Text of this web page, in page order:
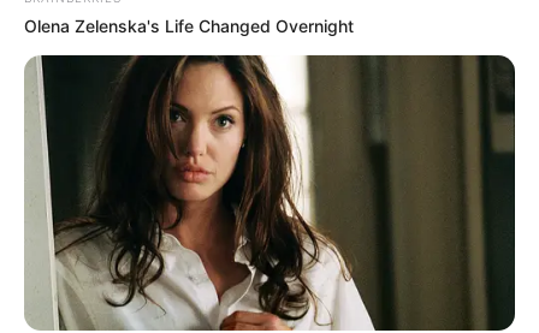
Prefeito Bruno Silva. —
"Eu, entendo que como prefeito, como toda a Administração
Municipal entendem que essa é uma maneira de reconhecermos o
trabalho dos agentes que estão diariamente atentos à saúde da
Olena Zelenska's Life Changed Overnight